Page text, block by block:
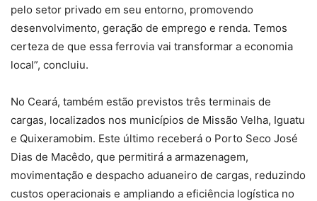
pelo setor privado em seu entorno, promovendo
desenvolvimento, geração de emprego e renda. Temos
certeza de que essa ferrovia vai transformar a economia
local”, concluiu.
No Ceará, também estão previstos três terminais de
cargas, localizados nos municípios de Missão Velha, Iguatu
e Quixeramobim. Este último receberá o Porto Seco José
Dias de Macêdo, que permitirá a armazenagem,
movimentação e despacho aduaneiro de cargas, reduzindo
custos operacionais e ampliando a eficiência logística no